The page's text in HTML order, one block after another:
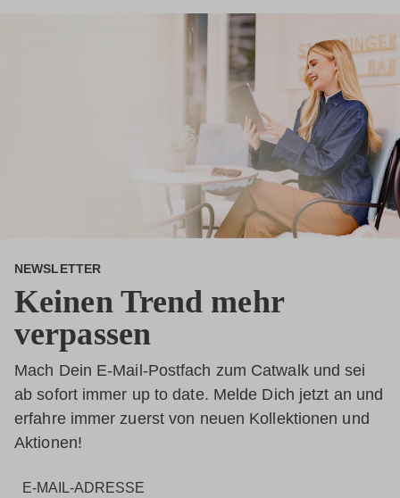
NEWSLETTER
Keinen Trend mehr
verpassen
Mach Dein E-Mail-Postfach zum Catwalk und sei
ab sofort immer up to date. Melde Dich jetzt an und
erfahre immer zuerst von neuen Kollektionen und
Aktionen!